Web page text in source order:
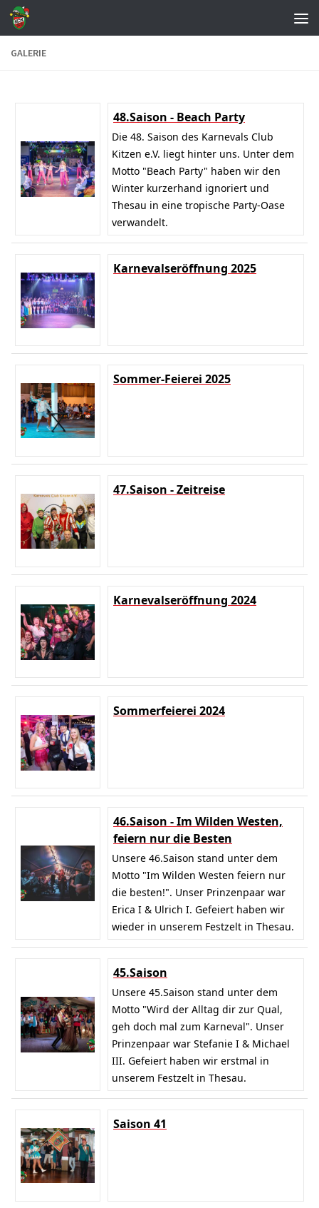
Zum Inhalt springen
GALERIE
48.Saison - Beach Party
Die 48. Saison des Karnevals Club
Kitzen e.V. liegt hinter uns. Unter dem
Motto "Beach Party" haben wir den
Winter kurzerhand ignoriert und
Thesau in eine tropische Party-Oase
verwandelt.
Karnevalseröffnung 2025
Sommer-Feierei 2025
47.Saison - Zeitreise
Karnevalseröffnung 2024
Sommerfeierei 2024
46.Saison - Im Wilden Westen,
feiern nur die Besten
Unsere 46.Saison stand unter dem
Motto "Im Wilden Westen feiern nur
die besten!". Unser Prinzenpaar war
Erica I & Ulrich I. Gefeiert haben wir
wieder in unserem Festzelt in Thesau.
45.Saison
Unsere 45.Saison stand unter dem
Motto "Wird der Alltag dir zur Qual,
geh doch mal zum Karneval". Unser
Prinzenpaar war Stefanie I & Michael
III. Gefeiert haben wir erstmal in
unserem Festzelt in Thesau.
Saison 41